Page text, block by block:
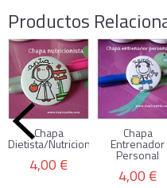
Productos
Chapa
Dietista/Nutricionista
4,00 €
Chapa
Entrenador
Personal
4,00 €